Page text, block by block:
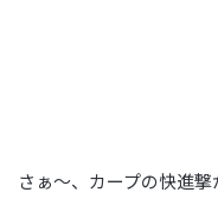
さぁ～、カープの快進撃